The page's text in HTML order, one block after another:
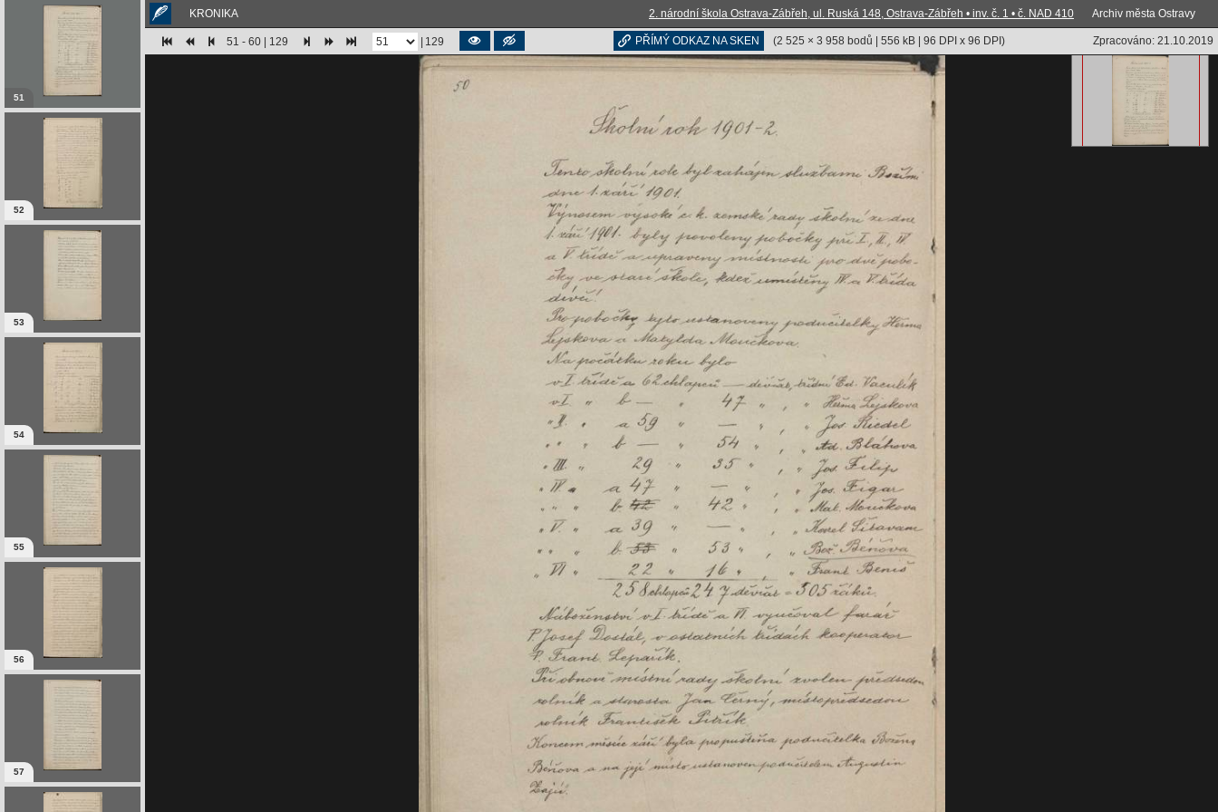
KRONIKA Archiv města Ostravy
2. národní škola Ostrava-Zábřeh, ul. Ruská 148, Ostrava-Zábřeh • inv. č. 1 • č. NAD 410
51 - 60 | 129 129 PŘÍMÝ ODKAZ NA SKEN (2 525 × 3 958 bodů | 556 kB | 96 DPI x 96 DPI ) Zpracováno: 21.10.2019
51
52
53
54
55
56
57